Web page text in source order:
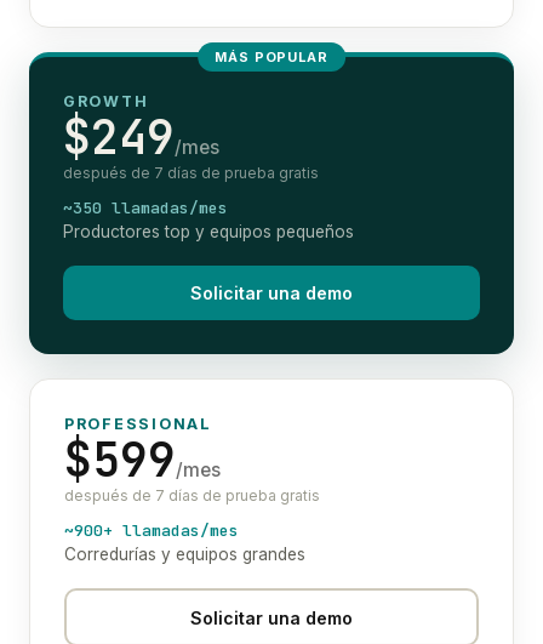
MÁS POPULAR
GROWTH
$249/mes
después de 7 días de prueba gratis
~350 llamadas/mes
Productores top y equipos pequeños
Solicitar una demo
PROFESSIONAL
$599/mes
después de 7 días de prueba gratis
~900+ llamadas/mes
Corredurías y equipos grandes
Solicitar una demo